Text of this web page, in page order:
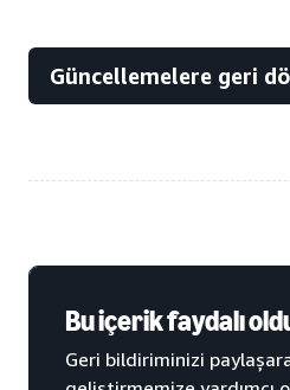
Güncellemelere geri
Bu içerik faydalı
Geri bildiriminizi